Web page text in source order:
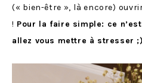
(« bien-être », là encore)
! Pour la faire simple: ce
allez vous mettre à stresser ;)